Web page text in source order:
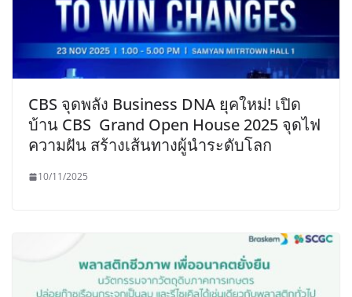
CBS จุดพลัง Business DNA ยุคใหม่! เปิด
บ้าน CBS Grand Open House 2025 จุดไฟ
ความฝัน สร้างเส้นทางผู้นำระดับโลก
10/11/2025